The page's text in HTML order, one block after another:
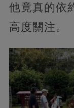
他竟真的依
高度關注。